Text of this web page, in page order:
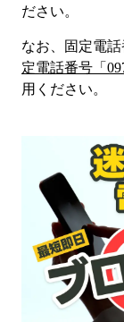
ださい。
なお、固定電話
定電話番号「
用ください。